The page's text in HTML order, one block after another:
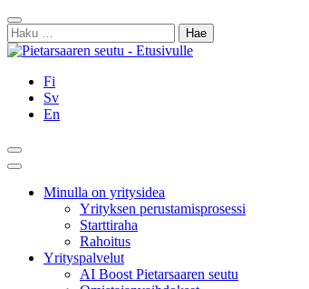
Siirry
sisältöön
Sulje
Haku:
Fi
Sv
En
Hae
Päävalikko
Minulla on yritysidea
Yrityksen perustamisprosessi
Starttiraha
Rahoitus
Yrityspalvelut
AI Boost Pietarsaaren seutu